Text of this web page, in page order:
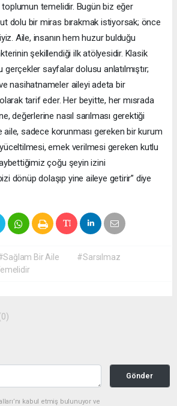
toplumun temelidir. Bugün biz eğer
dolu bir miras bırakmak istiyorsak; önce
Aile, insanın hem huzur bulduğu
şekillendiği ilk atölyesidir. Klasik
gerçekler sayfalar dolusu anlatılmıştır;
nasihatnameler aileyi adeta bir
olarak tarif eder. Her beyitte, her mısrada
değerlerine nasıl sarılması gerektiği
aile, sadece korunması gereken bir kurum
emek verilmesi gereken kutlu
çoğu şeyin izini
dönüp dolaşıp yine aileye getirir” diye
Bir Aile
#Sarsılmaz
Gönder
kabul etmiş bulunuyor ve